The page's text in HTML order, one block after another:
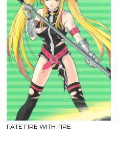
FATE FIRE WITH FIRE